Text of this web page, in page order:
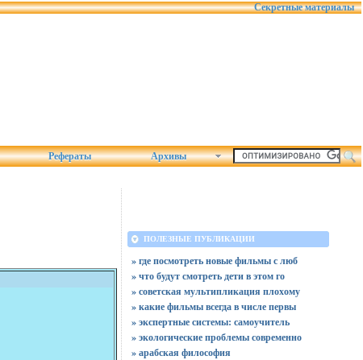
Секретные материалы
Рефераты Архивы
ПОЛЕЗНЫЕ ПУБЛИКАЦИИ
» где посмотреть новые фильмы с люб
» что будут смотреть дети в этом го
» советская мультипликация плохому
» какие фильмы всегда в числе первы
» экспертные системы: самоучитель
» экологические проблемы современно
» арабская философия